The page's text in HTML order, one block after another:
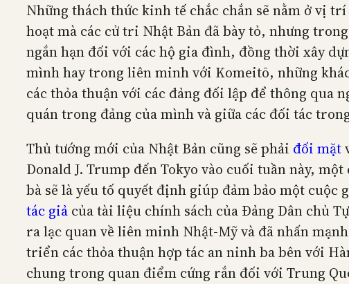
Những thách thức kinh tế chắc chắn sẽ nằm ở vị
hoạt mà các cử tri Nhật Bản đã bày tỏ, nhưng
ngắn hạn đối với các hộ gia đình, đồng thời xây
mình hay trong liên minh với Komeitō, những
các thỏa thuận với các đảng đối lập để thông qua
quán trong đảng của mình và giữa các đối tác
Thủ tướng mới của Nhật Bản cũng sẽ phải đối mặt
Donald J. Trump đến Tokyo vào cuối tuần này,
bà sẽ là yếu tố quyết định giúp đảm bảo một cuộc
tác giả của tài liệu chính sách của Đảng Dân chủ
ra lạc quan về liên minh Nhật-Mỹ và đã nhấn
triển các thỏa thuận hợp tác an ninh ba bên với
chung trong quan điểm cứng rắn đối với Trung